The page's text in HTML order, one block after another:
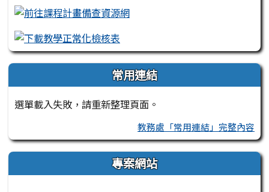
常用連結
選單載入失敗，請重新整理頁面。
教務處「常用連結」完整內容
專案網站